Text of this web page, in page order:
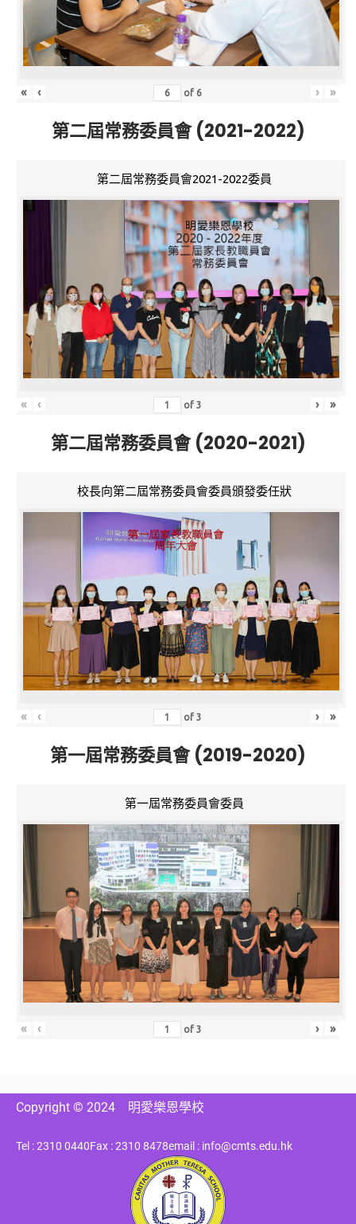
« ‹ of 6 › »
第二屆常務委員會 (2021-2022)
第二屆常務委員會2021-2022委員
« ‹ of3 › »
第二屆常務委員會 (2020-2021)
校長向第二屆常務委員會委員頒發委任狀
« ‹ of3 › »
第一屆常務委員會 (2019-2020)
第一屆常務委員會委員
« ‹ of3 › »
Copyright © 2024 明愛樂恩學校
Tel : 2310 0440Fax : 2310 8478email : info@cmts.edu.hk